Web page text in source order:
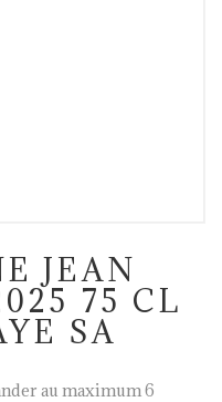
JEAN
75 CL
SA
au maximum 6